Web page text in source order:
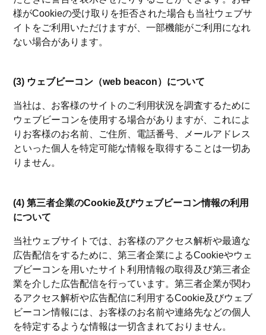
様がCookieの受け取りを拒否された場合も当社ウェブサ
イトをご利用いただけますが、一部機能がご利用になれ
ない場合があります。
(3) ウェブビーコン（web beacon）について
当社は、お客様のサイトのご利用状況を調査するために
ウェブビーコンを使用する場合がありますが、これによ
りお客様のお名前、ご住所、電話番号、メールアドレス
といった個人を特定可能な情報を取得することは一切あ
りません。
(4) 第三者企業のCookie及びウェブビーコン情報の利用
について
当社ウェブサイトでは、お客様のアクセス解析や最適な
広告配信をするために、第三者企業によるCookieやウェ
ブビーコンを用いたサイト利用情報の取得及び第三者企
業を介した広告配信を行っています。第三者企業が関わ
るアクセス解析や広告配信に利用するCookie及びウェブ
ビーコン情報には、お客様のお名前や連絡先などの個人
を特定するような情報は一切含まれておりません。